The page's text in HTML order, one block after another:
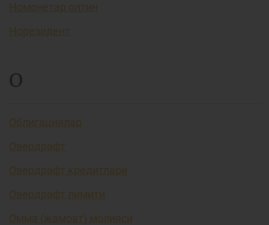
Номонетар олтин
Норезидент
О
Облигациялар
Овердрафт
Овердрафт кредитлари
Овердрафт лимити
Омма (жамоат) молияси